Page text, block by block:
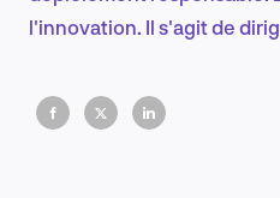
l'innovation. Il s'agit de
aujourd'hui.